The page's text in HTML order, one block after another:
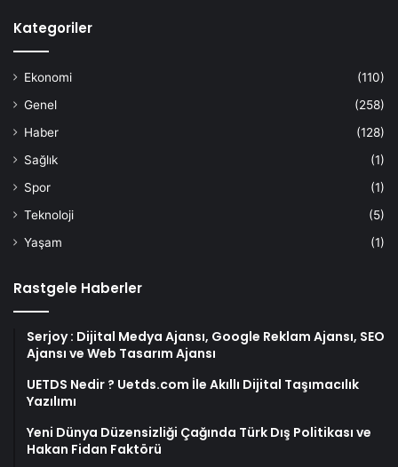
Kategoriler
Ekonomi
(110)
Genel
(258)
Haber
(128)
Sağlık
(1)
Spor
(1)
Teknoloji
(5)
Yaşam
(1)
Rastgele Haberler
Serjoy : Dijital Medya Ajansı, Google Reklam Ajansı, SEO
Ajansı ve Web Tasarım Ajansı
UETDS Nedir ? Uetds.com İle Akıllı Dijital Taşımacılık
Yazılımı
Yeni Dünya Düzensizliği Çağında Türk Dış Politikası ve
Hakan Fidan Faktörü